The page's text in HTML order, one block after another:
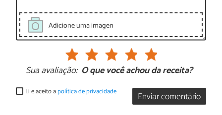
Adicione uma imagen
Sua avaliação: O que você achou da receita?
Enviar comentário
Li e aceito apolítica de privacidade